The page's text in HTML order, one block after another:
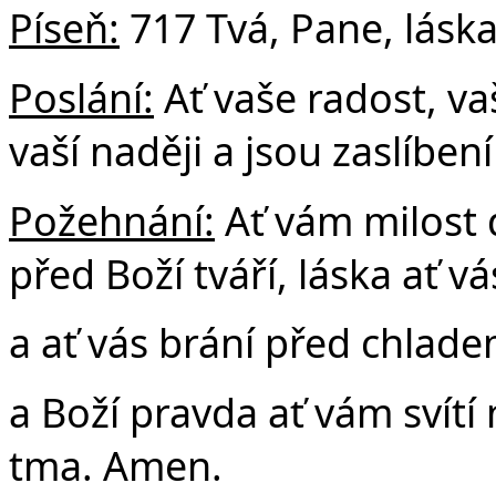
Píseň: 717 Tvá, Pane,
Poslání: Ať vaše radost,
vaší naději a jsou
Požehnání: Ať vám milost
před Boží tváří, láska ať
a ať vás brání před
a Boží pravda ať vám
tma. Amen.